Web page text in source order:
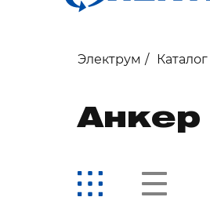
Электрум Каталог
Анкер